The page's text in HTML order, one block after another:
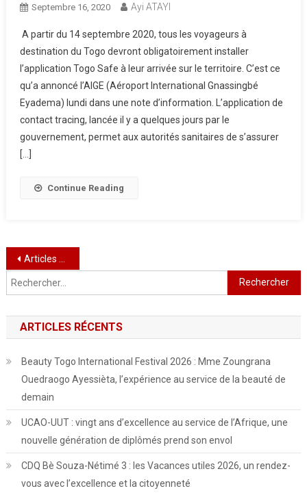
Septembre 16, 2020 Ayi ATAYI
A partir du 14 septembre 2020, tous les voyageurs à
destination du Togo devront obligatoirement installer
l’application Togo Safe à leur arrivée sur le territoire. C’est ce
qu’a annoncé l’AIGE (Aéroport International Gnassingbé
Eyadema) lundi dans une note d’information. L’application de
contact tracing, lancée il y a quelques jours par le
gouvernement, permet aux autorités sanitaires de s’assurer
[…]
Continue Reading
Navigation
des
articles
Articles plus anciens
Rechercher :
ARTICLES RÉCENTS
Beauty Togo International Festival 2026 : Mme Zoungrana
Ouedraogo Ayessièta, l’expérience au service de la beauté de
demain
UCAO-UUT : vingt ans d’excellence au service de l’Afrique, une
nouvelle génération de diplômés prend son envol
CDQ Bè Souza-Nétimé 3 : les Vacances utiles 2026, un rendez-
vous avec l’excellence et la citoyenneté